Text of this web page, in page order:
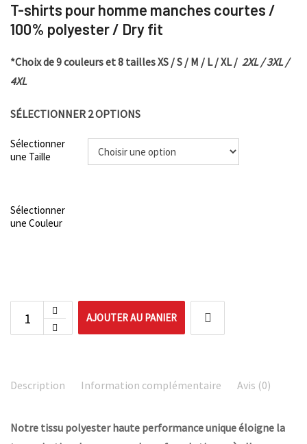
T-shirts pour homme manches courtes /
100% polyester / Dry fit
*Choix de 9 couleurs et 8 tailles XS / S / M / L / XL / 2XL / 3XL /
4XL
SÉLECTIONNER 2 OPTIONS
Sélectionner
une Taille
Sélectionner
une Couleur
AJOUTER AU PANIER
Description Information complémentaire Avis (0)
Notre tissu polyester haute performance unique éloigne la